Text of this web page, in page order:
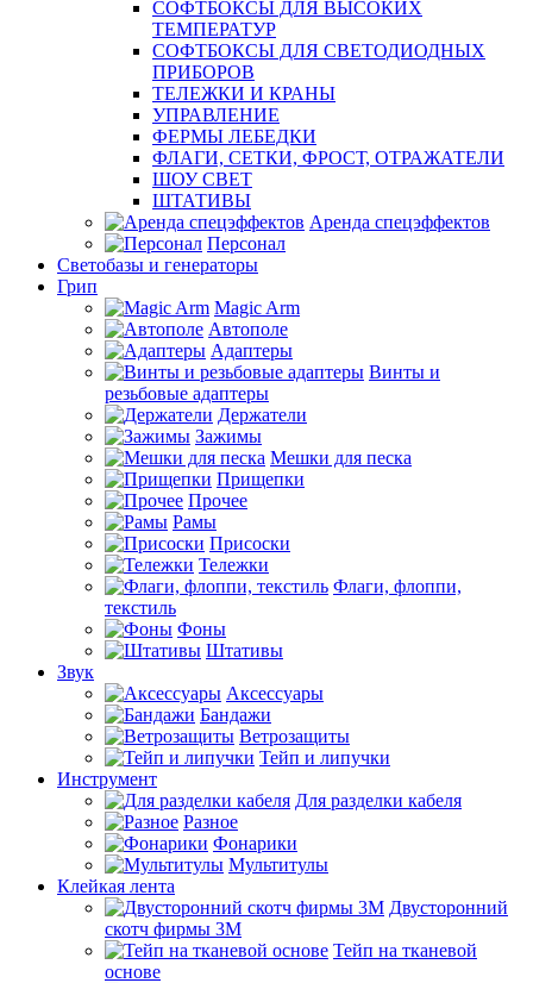
СОФТБОКСЫ ДЛЯ ВЫСОКИХ
ТЕМПЕРАТУР
СОФТБОКСЫ ДЛЯ СВЕТОДИОДНЫХ
ПРИБОРОВ
ТЕЛЕЖКИ И КРАНЫ
УПРАВЛЕНИЕ
ФЕРМЫ ЛЕБЕДКИ
ФЛАГИ, СЕТКИ, ФРОСТ, ОТРАЖАТЕЛИ
ШОУ СВЕТ
ШТАТИВЫ
Аренда спецэффектов
Персонал
Светобазы и генераторы
Грип
Magic Arm
Автополе
Адаптеры
Винты и
резьбовые адаптеры
Держатели
Зажимы
Мешки для песка
Прищепки
Прочее
Рамы
Присоски
Тележки
Флаги, флоппи,
текстиль
Фоны
Штативы
Звук
Аксессуары
Бандажи
Ветрозащиты
Тейп и липучки
Инструмент
Для разделки кабеля
Разное
Фонарики
Мультитулы
Клейкая лента
Двусторонний
скотч фирмы 3M
Тейп на тканевой
основе